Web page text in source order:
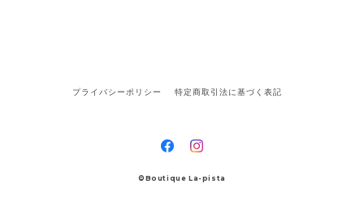
プライバシーポリシー 特定商取引法に基づく表記
©Boutique La-pista